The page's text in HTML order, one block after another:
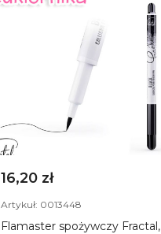
16,20 zł
Artykuł: 0013448
Flamaster spożywczy Fractal,